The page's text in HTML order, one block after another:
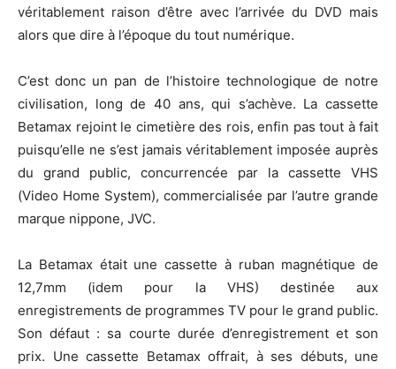
véritablement raison d’être avec l’arrivée du DVD mais
alors que dire à l’époque du tout numérique.
C’est donc un pan de l’histoire technologique de notre
civilisation, long de 40 ans, qui s’achève. La cassette
Betamax rejoint le cimetière des rois, enfin pas tout à fait
puisqu’elle ne s’est jamais véritablement imposée auprès
du grand public, concurrencée par la cassette VHS
(Video Home System), commercialisée par l’autre grande
marque nippone, JVC.
La Betamax était une cassette à ruban magnétique de
12,7mm (idem pour la VHS) destinée aux
enregistrements de programmes TV pour le grand public.
Son défaut : sa courte durée d’enregistrement et son
prix. Une cassette Betamax offrait, à ses débuts, une